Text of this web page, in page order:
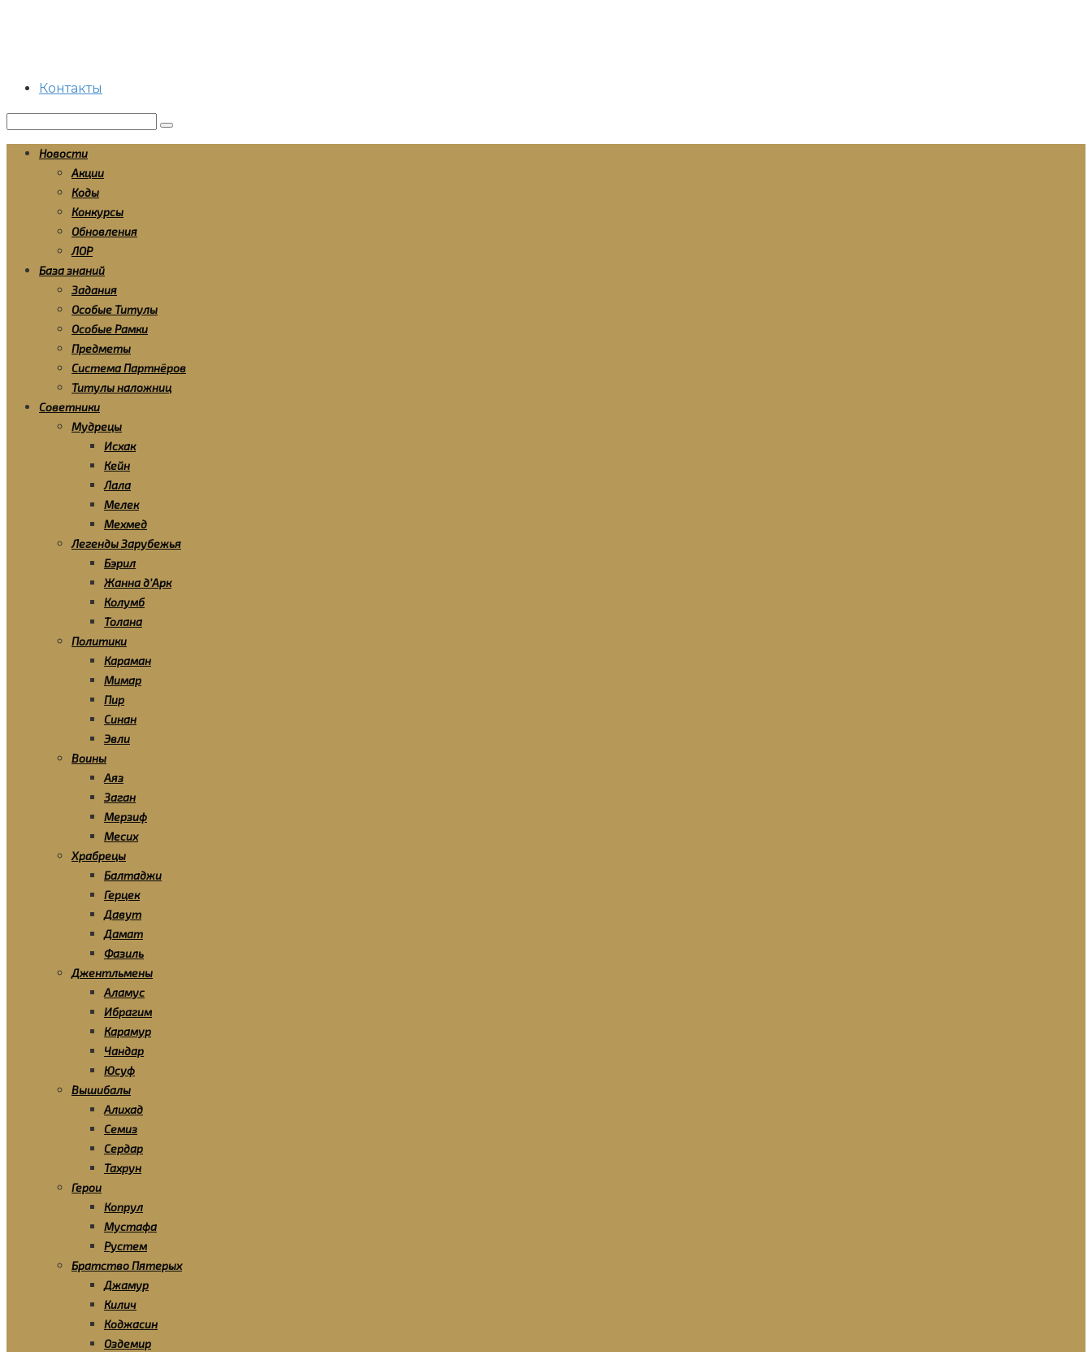
Контакты
Новости
Акции
Коды
Конкурсы
Обновления
ЛОР
База знаний
Задания
Особые Титулы
Особые Рамки
Предметы
Система Партнёров
Титулы наложниц
Советники
Мудрецы
Исхак
Кейн
Лала
Мелек
Мехмед
Легенды Зарубежья
Бэрил
Жанна д’Арк
Колумб
Толана
Политики
Караман
Мимар
Пир
Синан
Эвли
Воины
Аяз
Заган
Мерзиф
Месих
Храбрецы
Балтаджи
Герцек
Давут
Дамат
Фазиль
Джентльмены
Аламус
Ибрагим
Карамур
Чандар
Юсуф
Вышибалы
Алихад
Семиз
Сердар
Тахрун
Герои
Копрул
Мустафа
Рустем
Братство Пятерых
Джамур
Килич
Коджасин
Оздемир